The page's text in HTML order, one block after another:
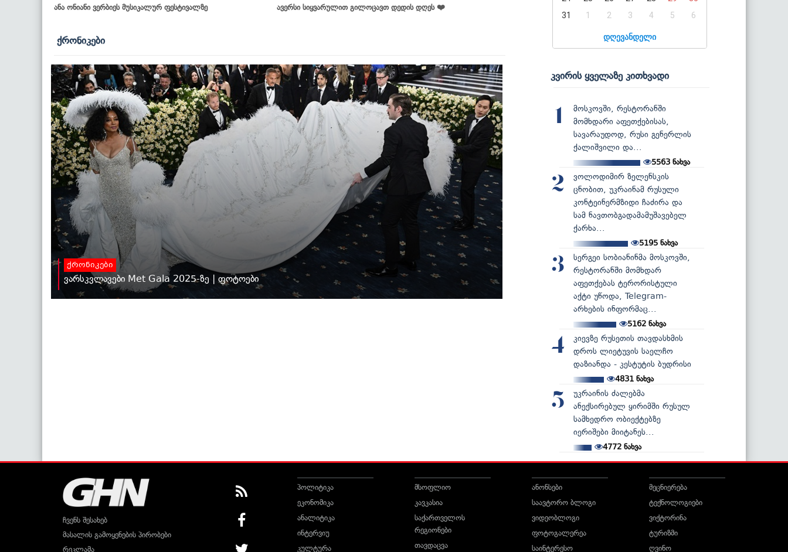
ანა ონიანი ვერბიეს მუსიკალურ ფესტივალზე ავერსი სიყვარულით გილოცავთ დედის დღეს ❤️
ქრონიკები
ქრონიკები
ვარსკვლავები Met Gala 2025-ზე | ფოტოები
31
1 2 3 4 5 6
დღევანდელი
კვირის ყველაზე კითხვადი
1
მოსკოვში, რესტორანში
მომხდარი აფეთქებისას,
სავარაუდოდ, რუსი გენერლის
ქალიშვილი და...
5563 ნახვა
2
ვოლოდიმირ ზელენსკის
ცნობით, უკრაინამ რუსული
კონტეინერმზიდი ჩაძირა და
სამ ნავთობგადამამუშავებელ
ქარხა...
5195 ნახვა
3
სერგეი სობიანინმა მოსკოვში,
რესტორანში მომხდარ
აფეთქებას ტერორისტული
აქტი უწოდა, Telegram-
არხების ინფორმაც...
5162ნახვა
4
კიევზე რუსეთის თავდასხმის
დროს ლიეტუვის საელჩო
დაზიანდა - კესტუტის ბუდრისი
4831ნახვა
5
უკრაინის ძალებმა
ანექსირებულ ყირიმში რუსულ
სამხედრო ობიექტებზე
იერიშები მიიტანეს...
4772 ნახვა
ჩვენს შესახებ
მასალის გამოყენების პირობები
რეკლამა
პოლიტიკა
ეკონომიკა
ანალიტიკა
ინტერვიუ
კულტურა
მსოფლიო
კავკასია
საქართველოს
რეგიონები
თავდაცვა
ანონსები
საავტორო ბლოგი
ვიდეობლოგი
ფოტოგალერეა
საინტერესო
მეცნიერება
ტექნოლოგიები
ვიქტორინა
ტურიზმი
ღვინო